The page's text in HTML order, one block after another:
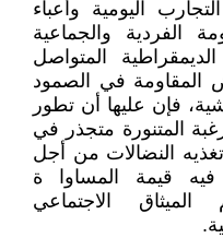
اليومية وأعباء
الفردية والجماعية
المتواصل
المقاومة في الصمود
فإن عليها أن تطور
المتنورة متجذر في
النضالات من أجل
فيه قيمة المساوا ة
الميثاق الاجتماعي